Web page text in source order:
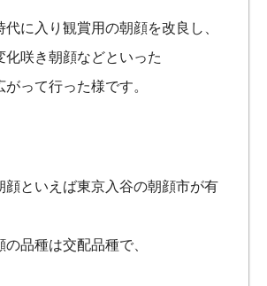
に入り観賞用の朝顔を改良し、
化咲き朝顔などといった
って行った様です。
顔といえば東京入谷の朝顔市が有
品種は交配品種で、